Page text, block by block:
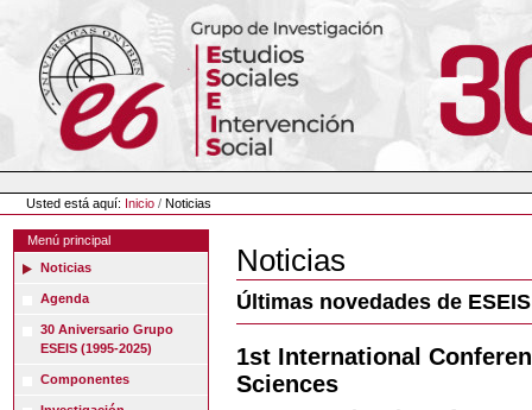
contenido.
navegación
Herramientas
Personales
Usted está aquí: Inicio /Noticias
Menú principal
Noticias
Agenda
30 Aniversario Grupo
ESEIS (1995-2025)
Componentes
Noticias
Últimas novedades de ESEIS
1st International
Sciences